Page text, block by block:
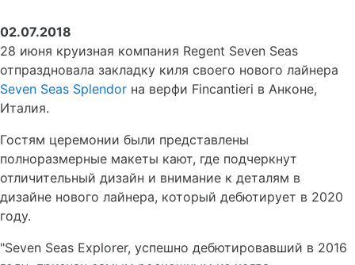
02.07.2018
28 июня круизная компания Regent Seven Seas
отпраздновала закладку киля своего нового лайнера
Seven Seas Splendor на верфи Fincantieri в Анконе,
Италия.
Гостям церемонии были представлены
полноразмерные макеты кают, где подчеркнут
отличительный дизайн и внимание к деталям в
дизайне нового лайнера, который дебютирует в 2020
году.
"Seven Seas Explorer, успешно дебютировавший в 2016